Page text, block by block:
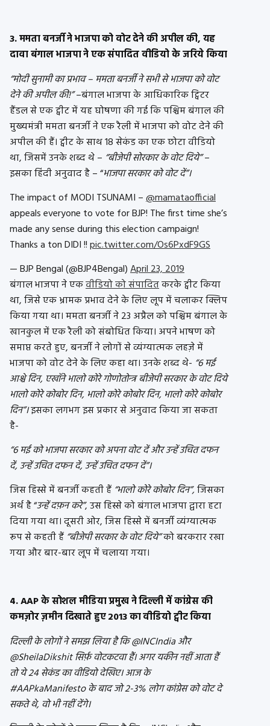
3. ममता बनर्जी ने भाजपा को वोट देने की अपील की, यह
दावा बंगाल भाजपा ने एक संपादित वीडियो के जरिये किया
“मोदी सुनामी का प्रभाव – ममता बनर्जी ने सभी से भाजपा को वोट
देने की अपील की!”–बंगाल भाजपा के आधिकारिक ट्विटर
हैंडल से एक ट्वीट में यह घोषणा की गई कि पश्चिम बंगाल की
मुख्यमंत्री ममता बनर्जी ने एक रैली में भाजपा को वोट देने की
अपील की हैं। ट्वीट के साथ 18 सेकंड का एक छोटा वीडियो
था, जिसमें उनके शब्द थे – “बीजेपी सोरकार के वोट दिये”–
इसका हिंदी अनुवाद है – “भाजपा सरकार को वोट दें”।
The impact of MODI TSUNAMI –@mamataofficial
appeals everyone to vote for BJP! The first time she’s
made any sense during this election campaign!
Thanks a ton DIDI !!pic.twitter.com/Os6PxdF9GS
— BJP Bengal (@BJP4Bengal)April 23, 2019
बंगाल भाजपा ने एकवीडियो को संपादितकरके ट्वीट किया
था, जिसे एक भ्रामक प्रभाव देने के लिए लूप में चलाकर क्लिप
किया गया था। ममता बनर्जी ने 23 अप्रैल को पश्चिम बंगाल के
खानकुल में एक रैली को संबोधित किया। अपने भाषण को
समाप्त करते हुए, बनर्जी ने लोगों से व्यंग्यात्मक लहज़े में
भाजपा को वोट देने के लिए कहा था। उनके शब्द थे- “6 मई
आश्चे दिन, एखॉने भालो कोरे गोणोतोन्त्र बीजेपी सरकार के वोट दिये
भालो कोरे कोबोर दिन, भालो कोरे कोबोर दिन, भालो कोरे कोबोर
दिन”।इसका लगभग इस प्रकार से अनुवाद किया जा सकता
है-
“6 मई को भाजपा सरकार को अपना वोट दें और उन्हें उचित दफन
दें, उन्हें उचित दफन दें, उन्हें उचित दफन दें”।
जिस हिस्से में बनर्जी कहती हैं “भालो कोरे कोबोर दिन”,जिसका
अर्थ है “उन्हें दफ़न करे”, उस हिस्से को बंगाल भाजपा द्वारा हटा
दिया गया था। दूसरी ओर, जिस हिस्से में बनर्जी व्यंग्यात्मक
रूप से कहती हैं “बीजेपी सरकार के वोट दिये”को बरकरार रखा
गया और बार-बार लूप में चलाया गया।
4. AAP के सोशल मीडिया प्रमुख ने दिल्ली में कांग्रेस की
कमज़ोर ज़मीन दिखाते हुए 2013 का वीडियो ट्वीट किया
दिल्ली के लोगों ने समझ लिया है कि @INCIndia और
@SheilaDikshit सिर्फ़ वोटकटवा हैं। अगर यकीन नहीं आता हैं
तो ये 24 सेकंड का वीडियो देखिए। आज के
#AAPkaManifesto के बाद जो 2-3% लोग कांग्रेस को वोट दे
सकते थे, वो भी नहीं देंगे।